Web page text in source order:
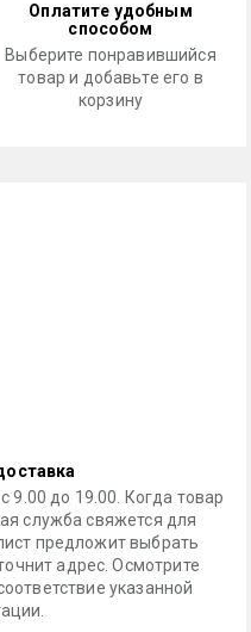
Оплатите удобным
способом
Выберите понравившийся
товар и добавьте его в
корзину
9.00 до 19.00. Когда товар
служба свяжется для
предложит выбрать
адрес. Осмотрите
указанной